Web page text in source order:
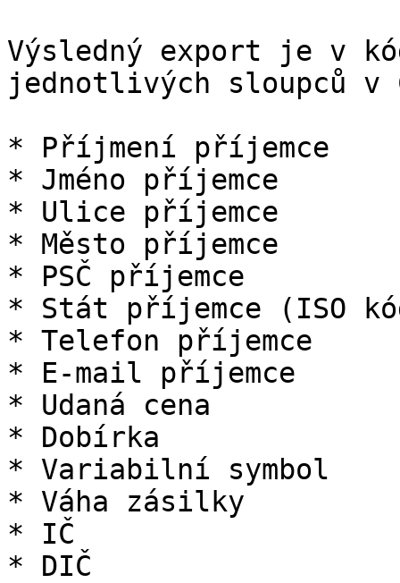
Výsledný export je v
jednotlivých sloupců v
* Příjmení příjemce
* Jméno příjemce
* Ulice příjemce
* Město příjemce
* PSČ příjemce
* Stát příjemce (ISO
* Telefon příjemce
* E-mail příjemce
* Udaná cena
* Dobírka
* Variabilní symbol
* Váha zásilky
* IČ
* DIČ